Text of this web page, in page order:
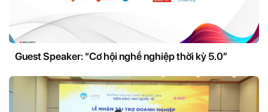
Guest Speaker: “Cơ hội nghề nghiệp thời kỳ 5.0”